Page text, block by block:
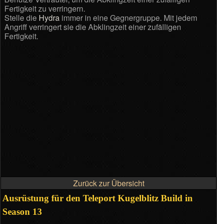
Fertigkeit zu verringern.
Stelle die Hydraimmer in eine Gegnergruppe. Mit jedem
Angriff verringert sie die Abklingzeit einer zufälligen
Fertigkeit.
Zurück zur Übersicht
Ausrüstung für den Teleport Kugelblitz Build in
Season 13